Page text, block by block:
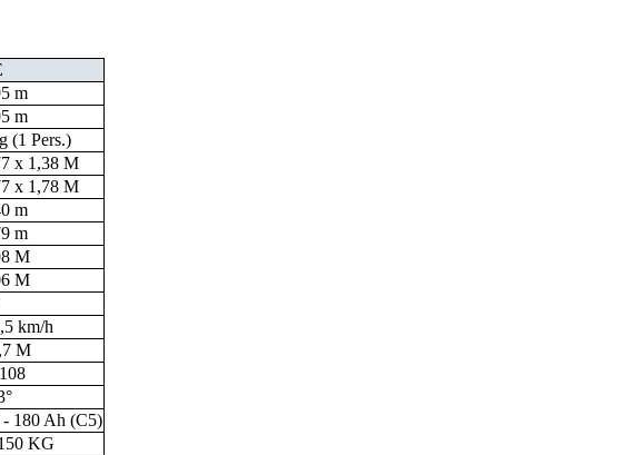
m
m
(1 Pers.)
x 1,38 M
x 1,78 M
m
m
M
M
km/h
M
180 Ah (C5)
KG